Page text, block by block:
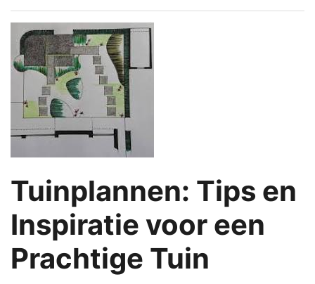
Tuinplannen: Tips en
Inspiratie voor een
Prachtige Tuin